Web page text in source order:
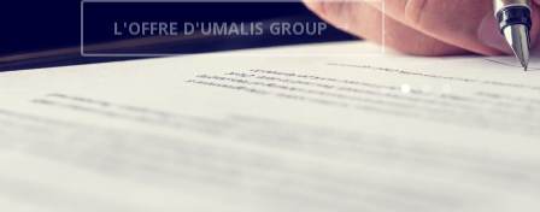
L'OFFRE D'UMALIS GROUP